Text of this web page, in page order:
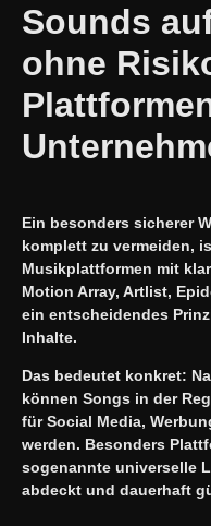
Sounds
ohne
Ein besonders sicherer
komplett zu vermeiden,
Musikplattformen mit
Motion Array, Artlist,
ein entscheidendes
Inhalte.
Das bedeutet konkret:
können Songs in der
für Social Media,
werden. Besonders
sogenannte universelle
abdeckt und dauerhaft